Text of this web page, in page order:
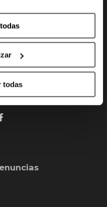
todas
Bizkaia
78